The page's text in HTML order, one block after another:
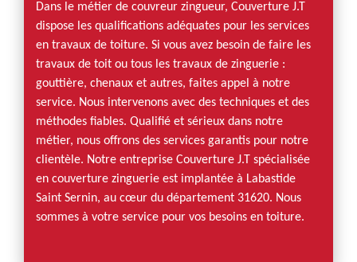
Dans le métier de couvreur zingueur, Couverture J.T
dispose les qualifications adéquates pour les services
en travaux de toiture. Si vous avez besoin de faire les
travaux de toit ou tous les travaux de zinguerie :
gouttière, chenaux et autres, faites appel à notre
service. Nous intervenons avec des techniques et des
méthodes fiables. Qualifié et sérieux dans notre
métier, nous offrons des services garantis pour notre
clientèle. Notre entreprise Couverture J.T spécialisée
en couverture zinguerie est implantée à Labastide
Saint Sernin, au cœur du département 31620. Nous
sommes à votre service pour vos besoins en toiture.